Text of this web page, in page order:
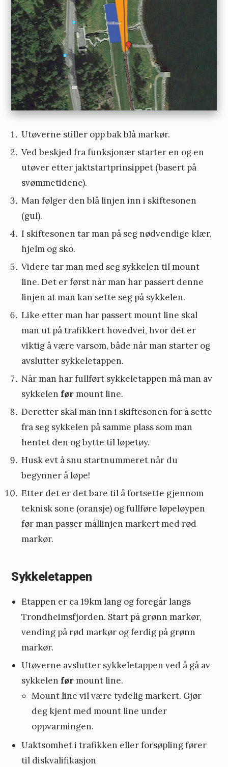
Utøverne stiller opp bak blå markør.
Ved beskjed fra funksjonær starter en og en
utøver etter jaktstartprinsippet (basert på
svømmetidene).
Man følger den blå linjen inn i skiftesonen
(gul).
I skiftesonen tar man på seg nødvendige klær,
hjelm og sko.
Videre tar man med seg sykkelen til mount
line. Det er først når man har passert denne
linjen at man kan sette seg på sykkelen.
Like etter man har passert mount line skal
man ut på trafikkert hovedvei, hvor det er
viktig å være varsom, både når man starter og
avslutter sykkeletappen.
Når man har fullført sykkeletappen må man av
sykkelen før mount line.
Deretter skal man inn i skiftesonen for å sette
fra seg sykkelen på samme plass som man
hentet den og bytte til løpetøy.
Husk evt å snu startnummeret når du
begynner å løpe!
Etter det er det bare til å fortsette gjennom
teknisk sone (oransje) og fullføre løpeløypen
før man passer mållinjen markert med rød
markør.
Sykkeletappen
Etappen er ca 19km lang og foregår langs
Trondheimsfjorden. Start på grønn markør,
vending på rød markør og ferdig på grønn
markør.
Utøverne avslutter sykkeletappen ved å gå av
sykkelen før mount line.
Mount line vil være tydelig markert. Gjør
deg kjent med mount line under
oppvarmingen.
Uaktsomhet i trafikken eller forsøpling fører
til diskvalifikasjon